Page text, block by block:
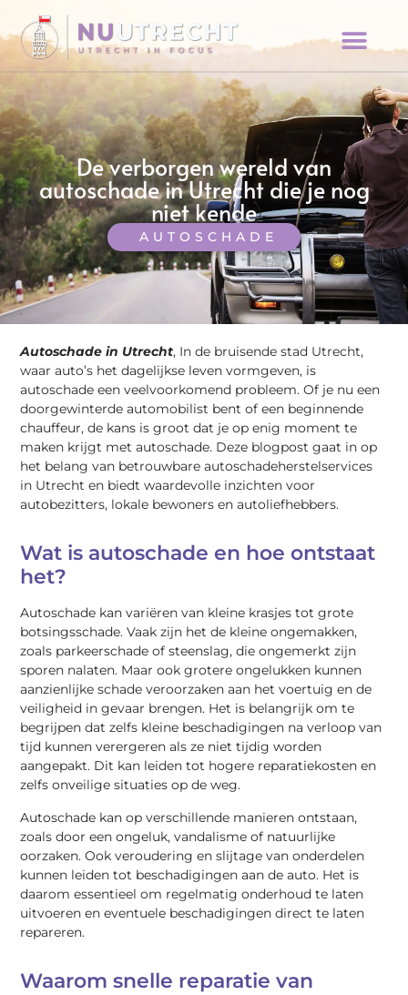
De verborgen wereld van
autoschade in Utrecht die je nog
niet kende
AUTOSCHADE
Autoschade in Utrecht, In de bruisende stad Utrecht,
waar auto’s het dagelijkse leven vormgeven, is
autoschade een veelvoorkomend probleem. Of je nu een
doorgewinterde automobilist bent of een beginnende
chauffeur, de kans is groot dat je op enig moment te
maken krijgt met autoschade. Deze blogpost gaat in op
het belang van betrouwbare autoschadeherstelservices
in Utrecht en biedt waardevolle inzichten voor
autobezitters, lokale bewoners en autoliefhebbers.
Wat is autoschade en hoe ontstaat
het?
Autoschade kan variëren van kleine krasjes tot grote
botsingsschade. Vaak zijn het de kleine ongemakken,
zoals parkeerschade of steenslag, die ongemerkt zijn
sporen nalaten. Maar ook grotere ongelukken kunnen
aanzienlijke schade veroorzaken aan het voertuig en de
veiligheid in gevaar brengen. Het is belangrijk om te
begrijpen dat zelfs kleine beschadigingen na verloop van
tijd kunnen verergeren als ze niet tijdig worden
aangepakt. Dit kan leiden tot hogere reparatiekosten en
zelfs onveilige situaties op de weg.
Autoschade kan op verschillende manieren ontstaan,
zoals door een ongeluk, vandalisme of natuurlijke
oorzaken. Ook veroudering en slijtage van onderdelen
kunnen leiden tot beschadigingen aan de auto. Het is
daarom essentieel om regelmatig onderhoud te laten
uitvoeren en eventuele beschadigingen direct te laten
repareren.
Waarom snelle reparatie van